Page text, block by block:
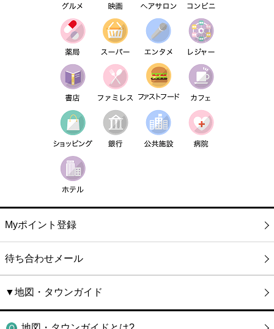
Myポイント登録
待ち合わせメール
▼地図・タウンガイド